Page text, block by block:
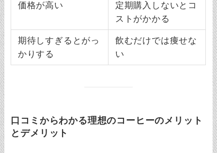
価格が高い
定期購入しないとコ
ストがかかる
期待しすぎるとがっ
かりする
飲むだけでは痩せな
い
口コミからわかる理想のコーヒーのメリット
とデメリット